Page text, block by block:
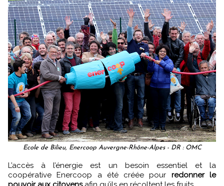
Ecole de Bilieu, Enercoop Auvergne-Rhône-Alpes - DR : OMC
L’accès à l’énergie est un besoin essentiel et la
coopérative Enercoop a été créée pour redonner le